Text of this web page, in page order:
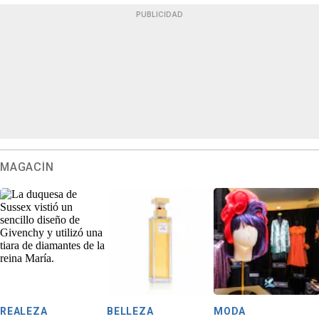
PUBLICIDAD
MAGACÍN
REALEZA BELLEZA MODA